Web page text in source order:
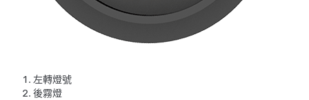
左轉燈號
後霧燈